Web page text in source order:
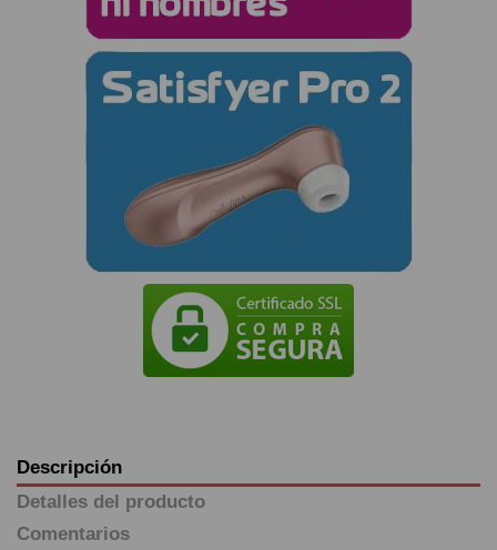
Descripción
Detalles del producto
Comentarios